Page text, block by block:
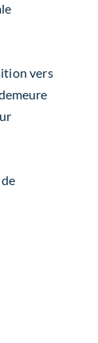
vers